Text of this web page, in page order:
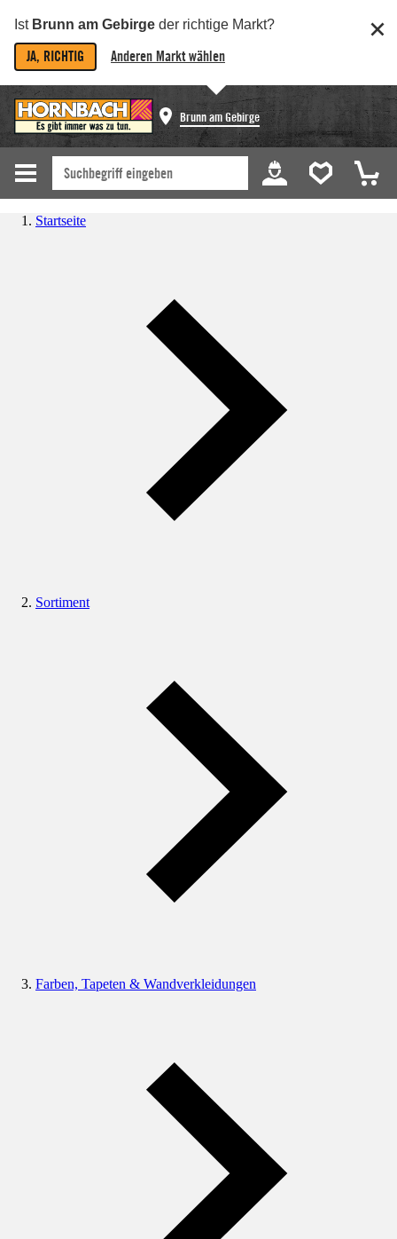
Ist Brunn am Gebirge der richtige Markt?
JA, RICHTIG Anderen Markt wählen
Brunn am Gebirge
Startseite
Sortiment
Farben, Tapeten & Wandverkleidungen